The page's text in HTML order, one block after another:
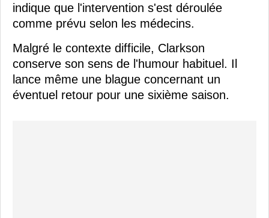
indique que l'intervention s'est déroulée
comme prévu selon les médecins.
Malgré le contexte difficile, Clarkson
conserve son sens de l'humour habituel. Il
lance même une blague concernant un
éventuel retour pour une sixième saison.